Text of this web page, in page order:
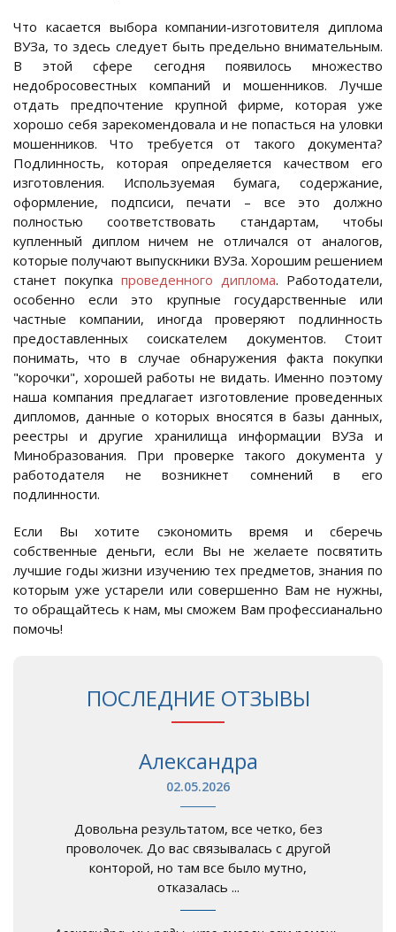
Что касается выбора компании-изготовителя диплома
ВУЗа, то здесь следует быть предельно внимательным.
В этой сфере сегодня появилось множество
недобросовестных компаний и мошенников. Лучше
отдать предпочтение крупной фирме, которая уже
хорошо себя зарекомендовала и не попасться на уловки
мошенников. Что требуется от такого документа?
Подлинность, которая определяется качеством его
изготовления. Используемая бумага, содержание,
оформление, подпсиси, печати – все это должно
полностью соответствовать стандартам, чтобы
купленный диплом ничем не отличался от аналогов,
которые получают выпускники ВУЗа. Хорошим решением
станет покупка проведенного диплома. Работодатели,
особенно если это крупные государственные или
частные компании, иногда проверяют подлинность
предоставленных соискателем документов. Стоит
понимать, что в случае обнаружения факта покупки
"корочки", хорошей работы не видать. Именно поэтому
наша компания предлагает изготовление проведенных
дипломов, данные о которых вносятся в базы данных,
реестры и другие хранилища информации ВУЗа и
Минобразования. При проверке такого документа у
работодателя не возникнет сомнений в его
подлинности.
Если Вы хотите сэкономить время и сберечь
собственные деньги, если Вы не желаете посвятить
лучшие годы жизни изучению тех предметов, знания по
которым уже устарели или совершенно Вам не нужны,
то обращайтесь к нам, мы сможем Вам профессианально
помочь!
ПОСЛЕДНИЕ ОТЗЫВЫ
Александра
02.05.2026
Довольна результатом, все четко, без
проволочек. До вас связывалась с другой
конторой, но там все было мутно,
отказалась ...